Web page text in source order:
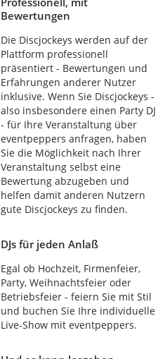
Bewertungen
Die Discjockeys werden auf der
Plattform professionell
präsentiert - Bewertungen und
Erfahrungen anderer Nutzer
inklusive. Wenn Sie Discjockeys -
also insbesondere einen Party DJ
- für Ihre Veranstaltung über
eventpeppers anfragen, haben
Sie die Möglichkeit nach Ihrer
Veranstaltung selbst eine
Bewertung abzugeben und
helfen damit anderen Nutzern
gute Discjockeys zu finden.
DJs für jeden Anlaß
Egal ob Hochzeit, Firmenfeier,
Party, Weihnachtsfeier oder
Betriebsfeier - feiern Sie mit Stil
und buchen Sie Ihre individuelle
Live-Show mit eventpeppers.